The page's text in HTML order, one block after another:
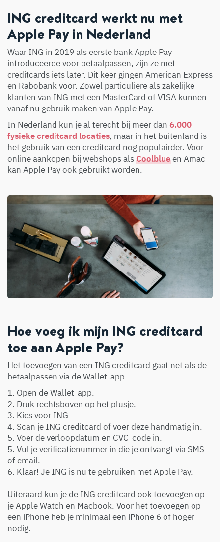
ING creditcard werkt nu met
Apple Pay in Nederland
Waar ING in 2019 als eerste bank Apple Pay
introduceerde voor betaalpassen, zijn ze met
creditcards iets later. Dit keer gingen American Express
en Rabobank voor. Zowel particuliere als zakelijke
klanten van ING met een MasterCard of VISA kunnen
vanaf nu gebruik maken van Apple Pay.
In Nederland kun je al terecht bij meer dan 6.000
fysieke creditcard locaties, maar in het buitenland is
het gebruik van een creditcard nog populairder. Voor
online aankopen bij webshops alsCoolblueen Amac
kan Apple Pay ook gebruikt worden.
Hoe voeg ik mijn ING creditcard
toe aan Apple Pay?
Het toevoegen van een ING creditcard gaat net als de
betaalpassen via de Wallet-app.
1. Open de Wallet-app.
2. Druk rechtsboven op het plusje.
3. Kies voor ING
4. Scan je ING creditcard of voer deze handmatig in.
5. Voer de verloopdatum en CVC-code in.
5. Vul je verificatienummer in die je ontvangt via SMS
of email.
6. Klaar! Je ING is nu te gebruiken met Apple Pay.
Uiteraard kun je de ING creditcard ook toevoegen op
je Apple Watch en Macbook. Voor het toevoegen op
een iPhone heb je minimaal een iPhone 6 of hoger
nodig.